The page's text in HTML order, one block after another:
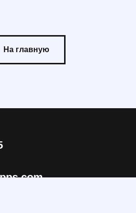
На главную